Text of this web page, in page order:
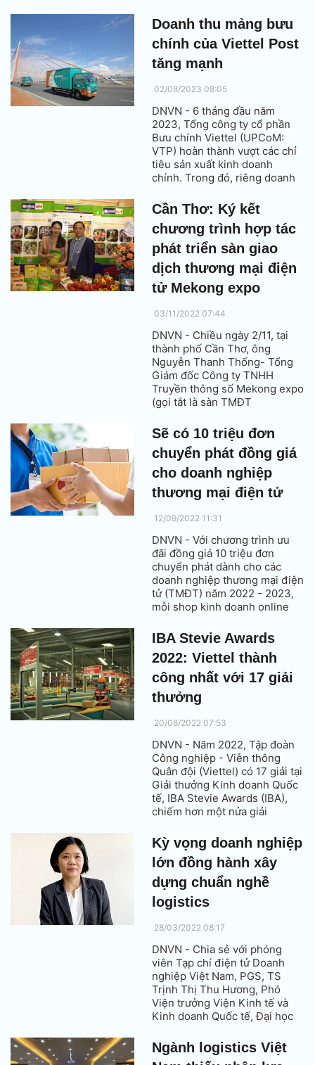
Hàn Quốc (KOIMA) đã ký kết
thỏa thuận hợp tác chiến lược
trong lĩnh vực logistics, đầu tư
và thương mại.
Doanh thu mảng bưu
chính của Viettel Post
tăng mạnh
02/08/2023 08:05
DNVN - 6 tháng đầu năm
2023, Tổng công ty cổ phần
Bưu chính Viettel (UPCoM:
VTP) hoàn thành vượt các chỉ
tiêu sản xuất kinh doanh
chính. Trong đó, riêng doanh
nhận mức doanh thu cao nhất
trong 10 năm qua (2014 –
2023).
Cần Thơ: Ký kết
chương trình hợp tác
phát triển sàn giao
dịch thương mại điện
tử Mekong expo
03/11/2022 07:44
DNVN - Chiều ngày 2/11, tại
thành phố Cần Thơ, ông
Nguyễn Thanh Thống- Tổng
Giám đốc Công ty TNHH
Truyền thông số Mekong expo
(gọi tắt là sàn TMĐT
chương trình phối hợp phát
triển sàn giao dịch TMĐT các
sản phẩm OCOP, đặc thù địa
phương với lãnh đạo Sở
NN&PTNT các tỉnh, thành phố.
Sẽ có 10 triệu đơn
chuyển phát đồng giá
cho doanh nghiệp
thương mại điện tử
12/09/2022 11:31
DNVN - Với chương trình ưu
đãi đồng giá 10 triệu đơn
chuyển phát dành cho các
doanh nghiệp thương mại điện
tử (TMĐT) năm 2022 - 2023,
mỗi shop kinh doanh online
hội nhận được voucher đồng
giá chuyển phát.
IBA Stevie Awards
2022: Viettel thành
công nhất với 17 giải
thưởng
20/08/2022 07:53
DNVN - Năm 2022, Tập đoàn
Công nghiệp - Viễn thông
Quân đội (Viettel) có 17 giải tại
Giải thưởng Kinh doanh Quốc
tế, IBA Stevie Awards (IBA),
chiếm hơn một nửa giải
Việt Nam tham dự đạt được.
Kỳ vọng doanh nghiệp
lớn đồng hành xây
dựng chuẩn nghề
logistics
28/03/2022 08:17
DNVN - Chia sẻ với phóng
viên Tạp chí điện tử Doanh
nghiệp Việt Nam, PGS, TS
Trịnh Thị Thu Hương, Phó
Viện trưởng Viện Kinh tế và
Kinh doanh Quốc tế, Đại học
VALOMA kỳ vọng các doanh
nghiệp lớn cùng đồng hành
Ngành logistics Việt